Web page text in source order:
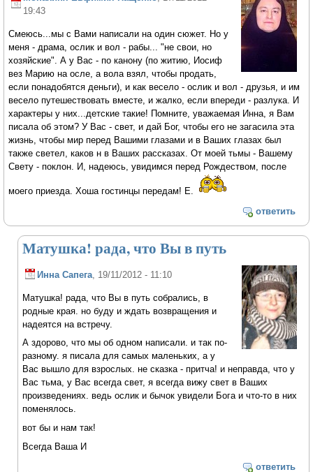
19:43
Смеюсь...мы с Вами написали на один сюжет. Но у
меня - драма, ослик и вол - рабы... "не свои, но
хозяйские". А у Вас - по канону (по житию, Иосиф
вез Марию на осле, а вола взял, чтобы продать,
если понадобятся деньги), и как весело - ослик и вол - друзья, и им
весело путешествовать вместе, и жалко, если впереди - разлука. И
характеры у них...детские такие! Помните, уважаемая Инна, я Вам
писала об этом? У Вас - свет, и дай Бог, чтобы его не загасила эта
жизнь, чтобы мир перед Вашими глазами и в Ваших глазах был
также светел, каков н в Ваших рассказах. От моей тьмы - Вашему
Свету - поклон. И, надеюсь, увидимся перед Рождеством, после
моего приезда. Хоша гостинцы передам! Е.
ответить
Матушка! рада, что Вы в путь
Инна Сапега , 19/11/2012 - 11:10
Матушка! рада, что Вы в путь собрались, в
родные края. но буду и ждать возвращения и
надеятся на встречу.
А здорово, что мы об одном написали. и так по-
разному. я писала для самых маленьких, а у
Вас вышло для взрослых. не сказка - притча! и неправда, что у
Вас тьма, у Вас всегда свет, я всегда вижу свет в Ваших
произведениях. ведь ослик и бычок увидели Бога и что-то в них
поменялось.
вот бы и нам так!
Всегда Ваша И
ответить